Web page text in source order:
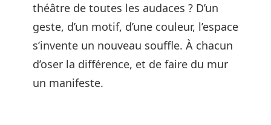
théâtre de toutes les audaces ? D’un
geste, d’un motif, d’une couleur, l’espace
s’invente un nouveau souffle. À chacun
d’oser la différence, et de faire du mur
un manifeste.